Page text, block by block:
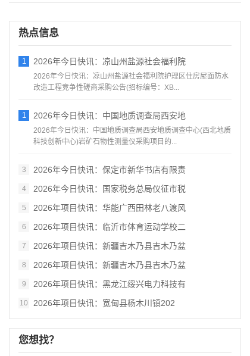
热点信息
1 2026年今日快讯：凉山州盐源社会福利院
2026年今日快讯：凉山州盐源社会福利院护理区住房屋面防水
改造工程竞争性磋商采购公告(招标编号：XB...
1 2026年今日快讯：中国地质调查局西安地
2026年今日快讯：中国地质调查局西安地质调查中心(西北地质
科技创新中心)岩矿石物性测量仪采购项目的...
3 2026年今日快讯：保定市新华书店有限责
4 2026年今日快讯：国家税务总局仪征市税
5 2026年项目快讯：华能广西田林老八渡风
6 2026年项目快讯：临沂市体育运动学校二
7 2026年项目快讯：新疆吉木乃县吉木乃盆
8 2026年项目快讯：新疆吉木乃县吉木乃盆
9 2026年项目快讯：黑龙江绥兴电力科技有
10 2026年项目快讯：宽甸县杨木川镇202
您想找？